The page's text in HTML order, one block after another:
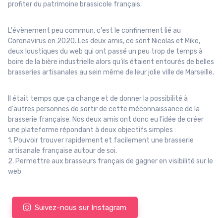
profiter du patrimoine brassicole français.
L'évènement peu commun, c'est le confinement lié au
Coronavirus en 2020. Les deux amis, ce sont Nicolas et Mike,
deux loustiques du web qui ont passé un peu trop de temps à
boire de la bière industrielle alors qu'ils étaient entourés de belles
brasseries artisanales au sein même de leur jolie ville de Marseille.
Il était temps que ça change et de donner la possibilité à
d'autres personnes de sortir de cette méconnaissance de la
brasserie française. Nos deux amis ont donc eu l'idée de créer
une plateforme répondant à deux objectifs simples :
1. Pouvoir trouver rapidement et facilement une brasserie
artisanale française autour de soi.
2. Permettre aux brasseurs français de gagner en visibilité sur le
web
Suivez-nous sur Instagram